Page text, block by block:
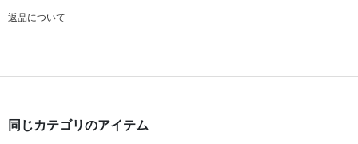
返品について
同じカテゴリのアイテム